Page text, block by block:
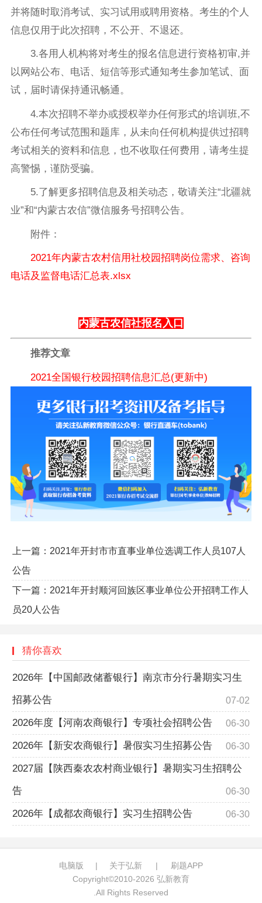
并将随时取消考试、实习试用或聘用资格。考生的个人
信息仅用于此次招聘，不公开、不退还。
3.各用人机构将对考生的报名信息进行资格初审,并
以网站公布、电话、短信等形式通知考生参加笔试、面
试，届时请保持通讯畅通。
4.本次招聘不举办或授权举办任何形式的培训班,不
公布任何考试范围和题库，从未向任何机构提供过招聘
考试相关的资料和信息，也不收取任何费用，请考生提
高警惕，谨防受骗。
5.了解更多招聘信息及相关动态，敬请关注“北疆就
业”和“内蒙古农信”微信服务号招聘公告。
附件：
2021年内蒙古农村信用社校园招聘岗位需求、咨询
电话及监督电话汇总表.xlsx
内蒙古农信社报名入口
推荐文章
2021全国银行校园招聘信息汇总(更新中)
上一篇： 2021年开封市市直事业单位选调工作人员107人
公告
下一篇： 2021年开封顺河回族区事业单位公开招聘工作人
员20人公告
猜你喜欢
2026年【中国邮政储蓄银行】南京市分行暑期实习生
招募公告
07-02
2026年度【河南农商银行】专项社会招聘公告 06-30
2026年【新安农商银行】暑假实习生招募公告 06-30
2027届【陕西秦农农村商业银行】暑期实习生招聘公
告
06-30
2026年【成都农商银行】实习生招聘公告 06-30
电脑版 | 关于弘新 |
刷题APP
Copyright©2010-2026 弘新教育
.All Rights Reserved